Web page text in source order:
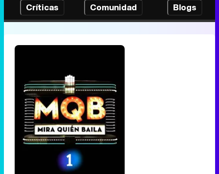
Críticas
Comunidad Blogs